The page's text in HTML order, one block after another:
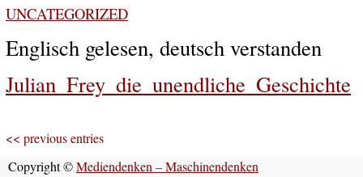
UNCATEGORIZED
Englisch gelesen, deutsch verstanden
Julian_Frey_die_unendliche_Geschichte
<< previous entries
Copyright ©Mediendenken – Maschinendenken